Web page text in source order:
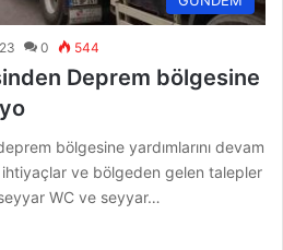
0 544
Deprem bölgesine
bölgesine yardımlarını devam
ve bölgeden gelen talepler
WC ve seyyar…